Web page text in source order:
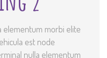
elementum morbi elite
est node
nulla elementum